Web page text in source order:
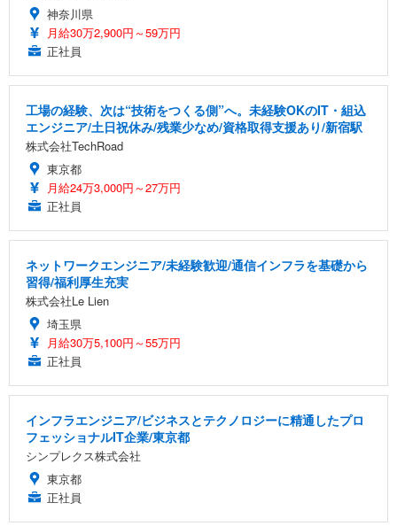
神奈川県
月給30万2,900円～59万円
正社員
工場の経験、次は“技術をつくる側”へ。未経験OKのIT・組込
エンジニア/土日祝休み/残業少なめ/資格取得支援あり/新宿駅
株式会社TechRoad
東京都
月給24万3,000円～27万円
正社員
ネットワークエンジニア/未経験歓迎/通信インフラを基礎から
習得/福利厚生充実
株式会社Le Lien
埼玉県
月給30万5,100円～55万円
正社員
インフラエンジニア/ビジネスとテクノロジーに精通したプロ
フェッショナルIT企業/東京都
シンプレクス株式会社
東京都
正社員